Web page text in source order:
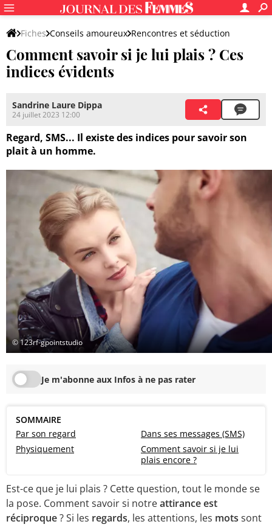
Fiches Conseils amoureux Rencontres et séduction
Comment savoir si je lui plais ? Ces
indices évidents
Sandrine Laure Dippa
24 juillet 2023 12:00
Regard, SMS... Il existe des indices pour savoir son
plait à un homme.
© 123rf-gpointstudio
Je m'abonne aux Infos à ne pas rater
SOMMAIRE
Par son regard
Physiquement
Dans ses messages (SMS)
Comment savoir si je lui
plais encore ?
Est-ce que je lui plais ? Cette question, tout le monde se
la pose. Comment savoir si notreattirance est
réciproque? Si les regards, les attentions, les mots sont